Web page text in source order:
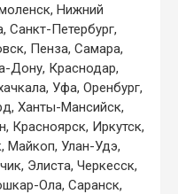
Нижний
Санкт-Петербург,
Пенза, Самара,
Дону, Краснодар,
Уфа, Оренбург,
Ханты-Мансийск,
Красноярск, Иркутск,
Майкоп, Улан-Удэ,
Элиста, Черкесск,
Ола, Саранск,